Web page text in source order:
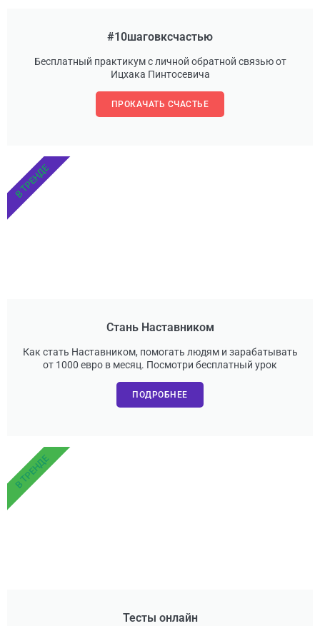
#10шаговксчастью
Бесплатный практикум с личной обратной связью от
Ицхака Пинтосевича
ПРОКАЧАТЬ СЧАСТЬЕ
Стань Наставником
Как стать Наставником, помогать людям и зарабатывать
от 1000 евро в месяц. Посмотри бесплатный урок
ПОДРОБНЕЕ
В ТРЕНДЕ
Тесты онлайн
В ТРЕНДЕ